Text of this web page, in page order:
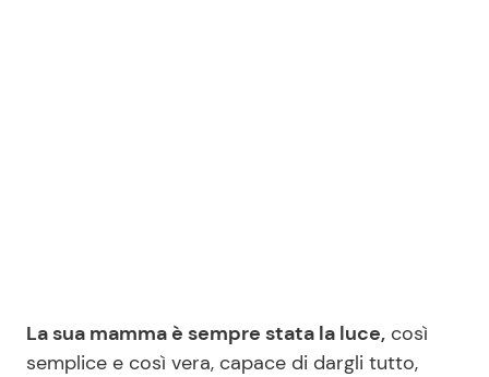
Disclaimer e Privacy
Redazione
La sua mamma è sempre stata la luce, così
semplice e così vera, capace di dargli tutto,